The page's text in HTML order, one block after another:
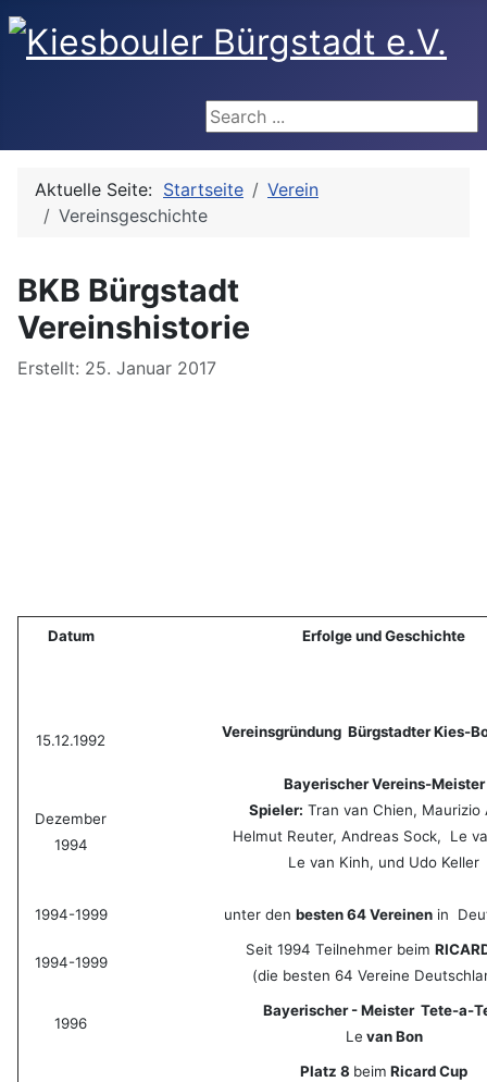
Search ...
Aktuelle Seite: Startseite
Verein
Vereinsgeschichte
BKB Bürgstadt
Vereinshistorie
Details
Erstellt: 25. Januar 2017
Datum Erfolge und Geschichte
15.12.1992 Vereinsgründung Bürgstadter Kies-
Dezember
1994
Bayerischer Vereins-Meister
Spieler: Tran van Chien, Maurizio
Helmut Reuter, Andreas Sock, Le
Le van Kinh, und Udo Keller
1994-1999 unter den besten 64 Vereinenin
1994-1999
Seit 1994 Teilnehmer beim
(die besten 64 Vereine
1996
Bayerischer - Meister Tete-a-
Le van Bon
Platz 8 beim Ricard Cup